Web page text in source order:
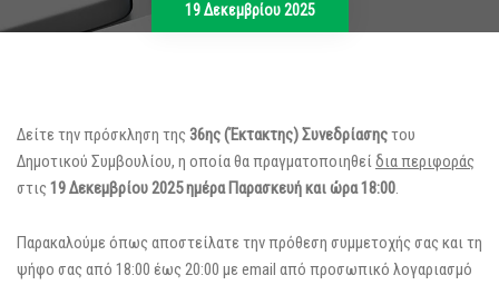
19 Δεκεμβρίου 2025
Δείτε την πρόσκληση της 36ης (Έκτακτης) Συνεδρίασηςτου
Δημοτικού Συμβουλίου, η οποία θα πραγματοποιηθείδια περιφοράς
στις 19 Δεκεμβρίου 2025 ημέρα Παρασκευή και ώρα 18:00.
Παρακαλούμε όπως αποστείλατε την πρόθεση συμμετοχής σας και τη
ψήφο σας από 18:00 έως 20:00 με email από προσωπικό λογαριασμό